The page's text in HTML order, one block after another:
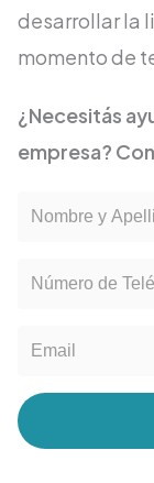
desarrollar la
momento de
¿Necesitás
empresa?